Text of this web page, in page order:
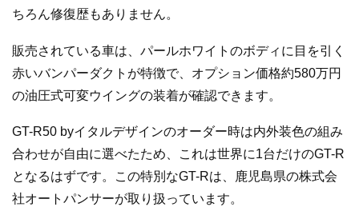
ちろん修復歴もありません。
販売されている車は、パールホワイトのボディに目を引く
赤いバンパーダクトが特徴で、オプション価格約580万円
の油圧式可変ウイングの装着が確認できます。
GT-R50 byイタルデザインのオーダー時は内外装色の組み
合わせが自由に選べたため、これは世界に1台だけのGT-R
となるはずです。この特別なGT-Rは、鹿児島県の株式会
社オートパンサーが取り扱っています。